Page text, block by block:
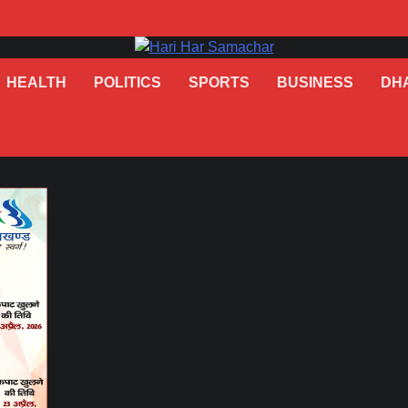
HEALTH POLITICS SPORTS BUSINESS